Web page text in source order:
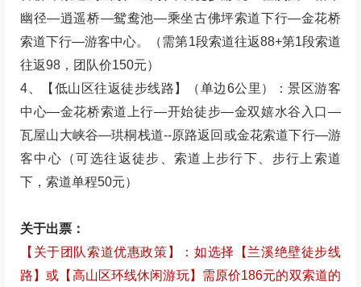
幽径—逍遥桥—鸳鸯池—乘坐古佛坪索道下行—金花桥
索道下行—游客中心。（需第1段索道往返88+第1段索道
往返98，团队价150元）
4、【低山区往返徒步线路】（单边6公里）：景区游客
中心—金花桥索道上行—开始徒步—金双嬉水谷入口—
瓦屋山大峡谷—珙桐栈道--原路返回或金花索道下行—游
客中心（可选往返徒步、索道上步行下、步行上索道
下，索道单程50元）
关于出票：
【关于团队索道优惠政策】：如选择【兰溪绝壁徒步线
路】或【高山区环线休闲游玩】需原价186元的双索道的